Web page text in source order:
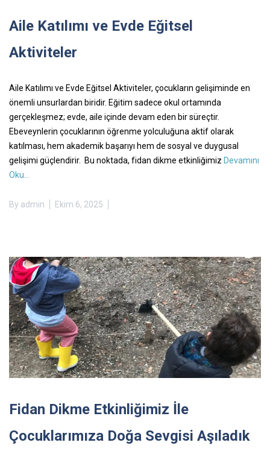
Aile Katılımı ve Evde Eğitsel
Aktiviteler
Aile Katılımı ve Evde Eğitsel Aktiviteler, çocukların gelişiminde en
önemli unsurlardan biridir. Eğitim sadece okul ortamında
gerçekleşmez; evde, aile içinde devam eden bir süreçtir.
Ebeveynlerin çocuklarının öğrenme yolculuğuna aktif olarak
katılması, hem akademik başarıyı hem de sosyal ve duygusal
gelişimi güçlendirir. Bu noktada, fidan dikme etkinliğimiz Devamını
Oku…
By admin Ekim 6, 2025
Fidan Dikme Etkinliğimiz İle
Çocuklarımıza Doğa Sevgisi Aşıladık